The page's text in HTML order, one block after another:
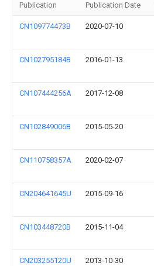
Publication Publication Date
CN109774473B 2020-07-10
CN102795184B 2016-01-13
CN107444256A 2017-12-08
CN102849006B 2015-05-20
CN110758357A 2020-02-07
CN204641645U 2015-09-16
CN103448720B 2015-11-04
CN203255120U 2013-10-30